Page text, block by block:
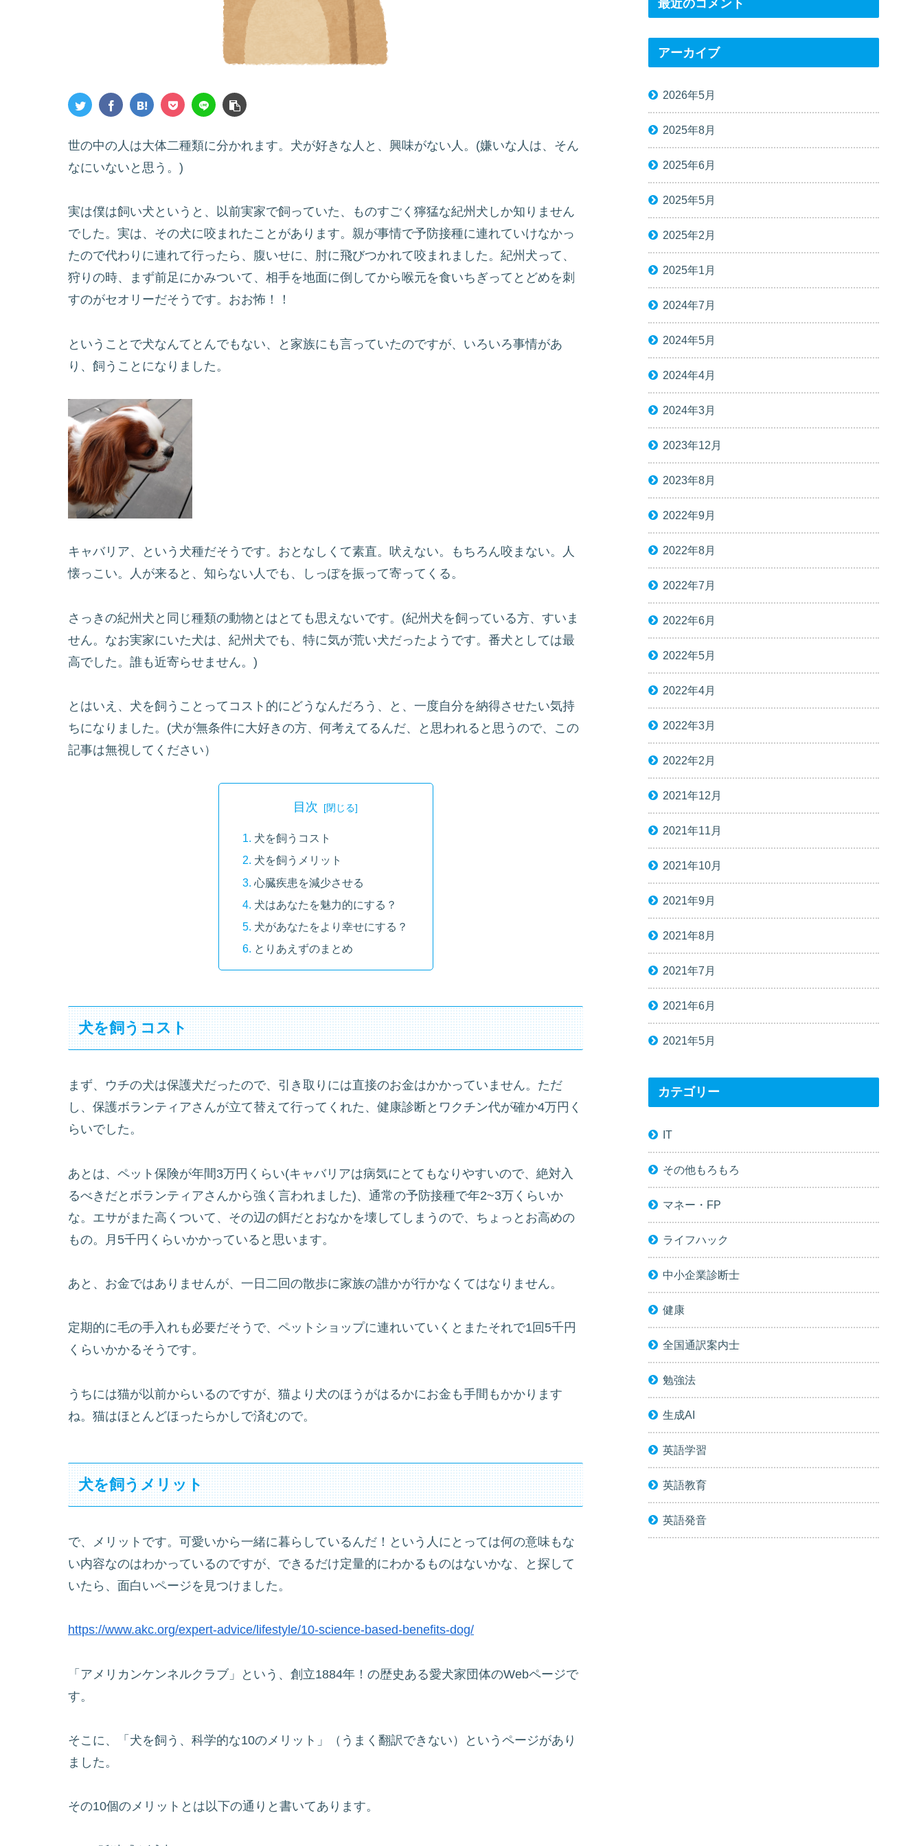
世の中の人は大体二種類に分かれます。犬が好きな人と、興味がない人。(嫌いな人は、そん
なにいないと思う。)
実は僕は飼い犬というと、以前実家で飼っていた、ものすごく獰猛な紀州犬しか知りません
でした。実は、その犬に咬まれたことがあります。親が事情で予防接種に連れていけなかっ
たので代わりに連れて行ったら、腹いせに、肘に飛びつかれて咬まれました。紀州犬って、
狩りの時、まず前足にかみついて、相手を地面に倒してから喉元を食いちぎってとどめを刺
すのがセオリーだそうです。おお怖！！
ということで犬なんてとんでもない、と家族にも言っていたのですが、いろいろ事情があ
り、飼うことになりました。
キャバリア、という犬種だそうです。おとなしくて素直。吠えない。もちろん咬まない。人
懐っこい。人が来ると、知らない人でも、しっぽを振って寄ってくる。
さっきの紀州犬と同じ種類の動物とはとても思えないです。(紀州犬を飼っている方、すいま
せん。なお実家にいた犬は、紀州犬でも、特に気が荒い犬だったようです。番犬としては最
高でした。誰も近寄らせません。)
とはいえ、犬を飼うことってコスト的にどうなんだろう、と、一度自分を納得させたい気持
ちになりました。(犬が無条件に大好きの方、何考えてるんだ、と思われると思うので、この
記事は無視してください）
目次
犬を飼うコスト
犬を飼うメリット
心臓疾患を減少させる
犬はあなたを魅力的にする？
犬があなたをより幸せにする？
とりあえずのまとめ
犬を飼うコスト
まず、ウチの犬は保護犬だったので、引き取りには直接のお金はかかっていません。ただ
し、保護ボランティアさんが立て替えて行ってくれた、健康診断とワクチン代が確か4万円く
らいでした。
あとは、ペット保険が年間3万円くらい(キャバリアは病気にとてもなりやすいので、絶対入
るべきだとボランティアさんから強く言われました)、通常の予防接種で年2~3万くらいか
な。エサがまた高くついて、その辺の餌だとおなかを壊してしまうので、ちょっとお高めの
もの。月5千円くらいかかっていると思います。
あと、お金ではありませんが、一日二回の散歩に家族の誰かが行かなくてはなりません。
定期的に毛の手入れも必要だそうで、ペットショップに連れいていくとまたそれで1回5千円
くらいかかるそうです。
うちには猫が以前からいるのですが、猫より犬のほうがはるかにお金も手間もかかります
ね。猫はほとんどほったらかしで済むので。
犬を飼うメリット
で、メリットです。可愛いから一緒に暮らしているんだ！という人にとっては何の意味もな
い内容なのはわかっているのですが、できるだけ定量的にわかるものはないかな、と探して
いたら、面白いページを見つけました。
https://www.akc.org/expert-advice/lifestyle/10-science-based-benefits-dog/
「アメリカンケンネルクラブ」という、創立1884年！の歴史ある愛犬家団体のWebページで
す。
そこに、「犬を飼う、科学的な10のメリット」（うまく翻訳できない）というページがあり
ました。
その10個のメリットとは以下の通りと書いてあります。
最近のコメント
アーカイブ
2026年5月
2025年8月
2025年6月
2025年5月
2025年2月
2025年1月
2024年7月
2024年5月
2024年4月
2024年3月
2023年12月
2023年8月
2022年9月
2022年8月
2022年7月
2022年6月
2022年5月
2022年4月
2022年3月
2022年2月
2021年12月
2021年11月
2021年10月
2021年9月
2021年8月
2021年7月
2021年6月
2021年5月
カテゴリー
IT
その他もろもろ
マネー・FP
ライフハック
中小企業診断士
健康
全国通訳案内士
勉強法
生成AI
英語学習
英語教育
英語発音